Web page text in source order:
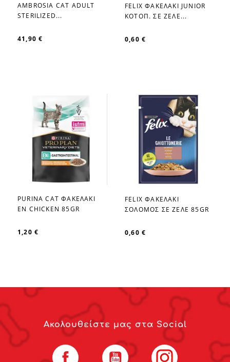
favorite_border
AMBROSIA CAT ADULT
STERILIZED...
41,90 €
favorite_border
FELIX ΦΑΚΕΛΑΚΙ JUNIOR
ΚΟΤΟΠ. ΣΕ ΖΕΛΕ...
0,60 €
favorite_border
PURINA CAT ΦΑΚΕΛΑΚΙ
EN CHICKEN 85GR
1,20 €
favorite_border
FELIX ΦΑΚΕΛΑΚΙ
ΣΟΛΟΜΟΣ ΣΕ ΖΕΛΕ 85GR
0,60 €
Ακολουθείστε μας στα Social
Facebook YouTube Instagram